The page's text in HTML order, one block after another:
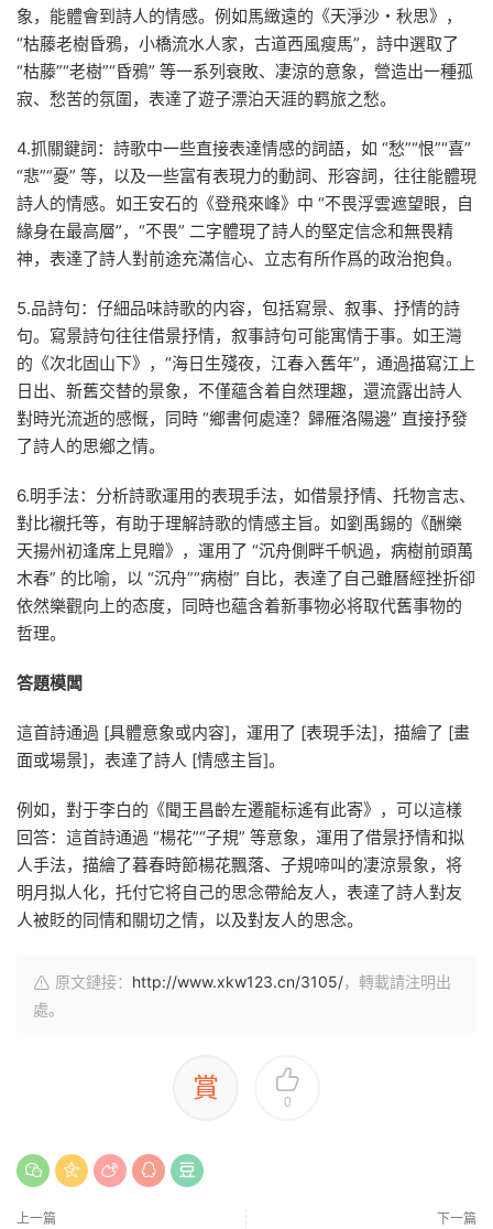
象，能體會到詩人的情感。例如馬緻遠的《天淨沙・秋思》，
“枯藤老樹昏鴉，小橋流水人家，古道西風瘦馬”，詩中選取了
“枯藤”“老樹”“昏鴉” 等一系列衰敗、凄涼的意象，營造出一種孤
寂、愁苦的氛圍，表達了遊子漂泊天涯的羁旅之愁。
4.抓關鍵詞：詩歌中一些直接表達情感的詞語，如 “愁”“恨”“喜”
“悲”“憂” 等，以及一些富有表現力的動詞、形容詞，往往能體現
詩人的情感。如王安石的《登飛來峰》中 “不畏浮雲遮望眼，自
緣身在最高層”，“不畏” 二字體現了詩人的堅定信念和無畏精
神，表達了詩人對前途充滿信心、立志有所作爲的政治抱負。
5.品詩句：仔細品味詩歌的内容，包括寫景、叙事、抒情的詩
句。寫景詩句往往借景抒情，叙事詩句可能寓情于事。如王灣
的《次北固山下》，“海日生殘夜，江春入舊年”，通過描寫江上
日出、新舊交替的景象，不僅蘊含着自然理趣，還流露出詩人
對時光流逝的感慨，同時 “鄉書何處達？歸雁洛陽邊” 直接抒發
了詩人的思鄉之情。
6.明手法：分析詩歌運用的表現手法，如借景抒情、托物言志、
對比襯托等，有助于理解詩歌的情感主旨。如劉禹錫的《酬樂
天揚州初逢席上見贈》，運用了 “沉舟側畔千帆過，病樹前頭萬
木春” 的比喻，以 “沉舟”“病樹” 自比，表達了自己雖曆經挫折卻
依然樂觀向上的态度，同時也蘊含着新事物必将取代舊事物的
哲理。
答題模闆
這首詩通過 [具體意象或内容]，運用了 [表現手法]，描繪了 [畫
面或場景]，表達了詩人 [情感主旨]。
例如，對于李白的《聞王昌齡左遷龍标遙有此寄》，可以這樣
回答：這首詩通過 “楊花”“子規” 等意象，運用了借景抒情和拟
人手法，描繪了暮春時節楊花飄落、子規啼叫的凄涼景象，将
明月拟人化，托付它将自己的思念帶給友人，表達了詩人對友
人被貶的同情和關切之情，以及對友人的思念。
原文鏈接： http://www.xkw123.cn/3105/，轉載請注明出
處。
賞 0
上一篇 下一篇